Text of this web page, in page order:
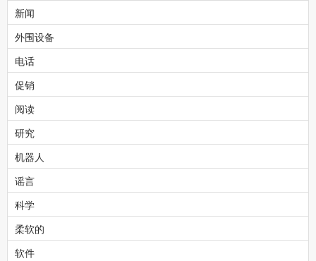
新闻
外围设备
电话
促销
阅读
研究
机器人
谣言
科学
柔软的
软件